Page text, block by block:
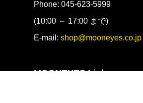
Phone: 045-623-5999
(10:00 ～ 17:00 まで)
E-mail: shop@mooneyes.co.jp
MOONEYES Links